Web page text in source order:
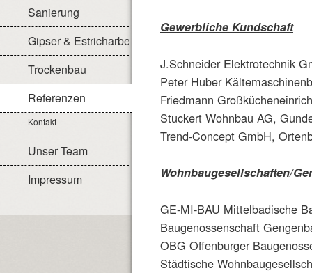
Sanierung
Gipser & Estricharbeiten
Trockenbau
Referenzen
Kontakt
Unser Team
Impressum
Gewerbliche Kundschaft
J.Schneider Elektrotechnik
Peter Huber
Friedmann
Stuckert Wohnbau AG,
Trend-Concept GmbH,
Wohnbaugesellschaften/
GE-MI-BAU Mittelbadische
Baugenossenschaft
OBG Offenburger
Städtische